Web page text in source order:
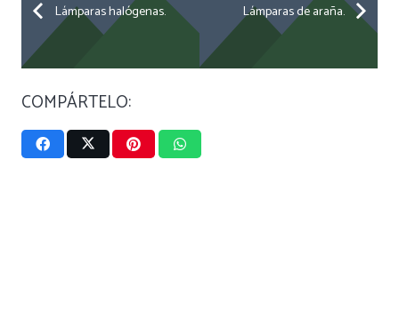
Lámparas halógenas. Lámparas de araña.
COMPÁRTELO: